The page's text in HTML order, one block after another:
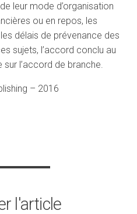
leur mode d’organisation
ou en repos, les
délais de prévenance des
sujets, l’accord conclu au
sur l’accord de branche.
– 2016
l'article